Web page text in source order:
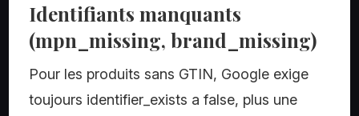
Identifiants manquants
(mpn_missing, brand_missing)
Pour les produits sans GTIN, Google exige
toujours identifier_exists a false, plus une